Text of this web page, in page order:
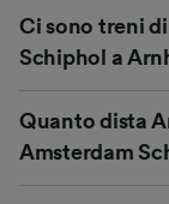
Ci sono treni
Schiphol a
Quanto dista
Amsterdam